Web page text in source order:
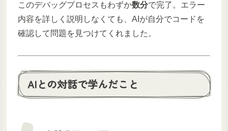
このデバッグプロセスもわずか数分で完了。エラー
内容を詳しく説明しなくても、AIが自分でコードを
確認して問題を見つけてくれました。
AIとの対話で学んだこと